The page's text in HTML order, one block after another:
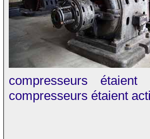
compresseurs
compresseurs étaient